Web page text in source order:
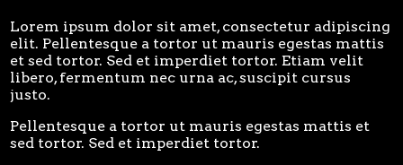
Lorem ipsum dolor sit amet, consectetur adipiscing
elit. Pellentesque a tortor ut mauris egestas mattis
et sed tortor. Sed et imperdiet tortor. Etiam velit
libero, fermentum nec urna ac, suscipit cursus
justo.
Pellentesque a tortor ut mauris egestas mattis et
sed tortor. Sed et imperdiet tortor.